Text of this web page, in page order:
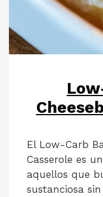
El Low-Carb
Casserole es
aquellos que
sustanciosa